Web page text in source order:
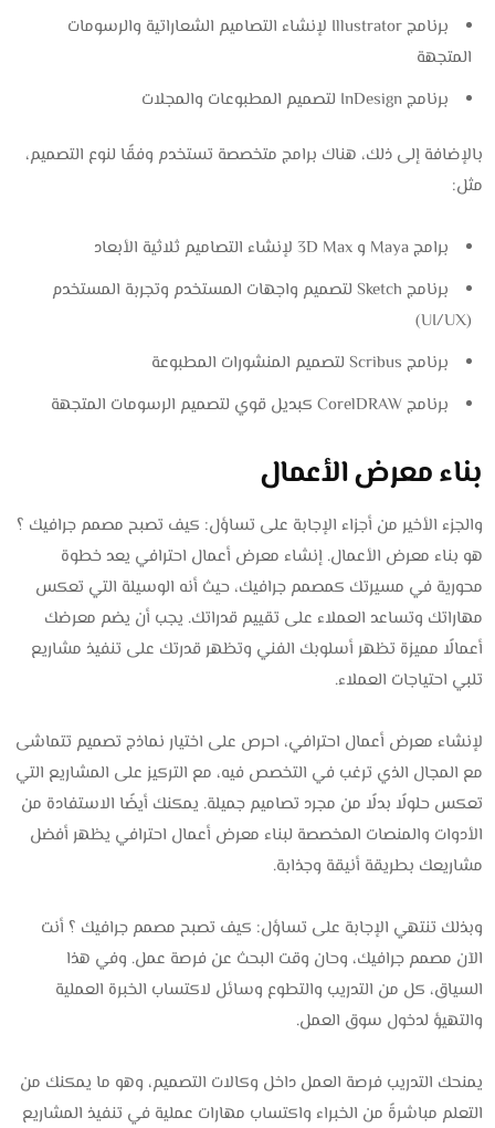
برنامج Illustrator لإنشاء التصاميم الشعاراتية والرسومات
المتجهة
برنامج InDesign لتصميم المطبوعات والمجلات
بالإضافة إلى ذلك، هناك برامج متخصصة تستخدم وفقًا لنوع التصميم،
مثل:
برامج Maya و 3D Max لإنشاء التصاميم ثلاثية الأبعاد
برنامج Sketch لتصميم واجهات المستخدم وتجربة المستخدم
(UI/UX)
برنامج Scribus لتصميم المنشورات المطبوعة
برنامج CorelDRAW كبديل قوي لتصميم الرسومات المتجهة
بناء معرض الأعمال
والجزء الأخير من أجزاء الإجابة على تساؤل: كيف تصبح مصمم جرافيك ؟
هو بناء معرض الأعمال. إنشاء معرض أعمال احترافي يعد خطوة
محورية في مسيرتك كمصمم جرافيك، حيث أنه الوسيلة التي تعكس
مهاراتك وتساعد العملاء على تقييم قدراتك. يجب أن يضم معرضك
أعمالًا مميزة تظهر أسلوبك الفني وتظهر قدرتك على تنفيذ مشاريع
تلبي احتياجات العملاء.
لإنشاء معرض أعمال احترافي، احرص على اختيار نماذج تصميم تتماشى
مع المجال الذي ترغب في التخصص فيه، مع التركيز على المشاريع التي
تعكس حلولًا بدلًا من مجرد تصاميم جميلة. يمكنك أيضًا الاستفادة من
الأدوات والمنصات المخصصة لبناء معرض أعمال احترافي يظهر أفضل
مشاريعك بطريقة أنيقة وجذابة.
وبذلك تنتهي الإجابة على تساؤل: كيف تصبح مصمم جرافيك ؟ أنت
الآن مصمم جرافيك، وحان وقت البحث عن فرصة عمل. وفي هذا
السياق، كل من التدريب والتطوع وسائل لاكتساب الخبرة العملية
والتهيؤ لدخول سوق العمل.
يمنحك التدريب فرصة العمل داخل وكالات التصميم، وهو ما يمكنك من
التعلم مباشرةً من الخبراء واكتساب مهارات عملية في تنفيذ المشاريع